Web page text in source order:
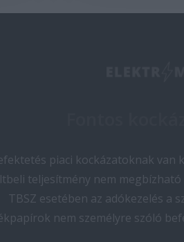
piaci kockázatoknak
teljesítmény nem
TBSZ esetében az adókezelés a
nem személyre szóló